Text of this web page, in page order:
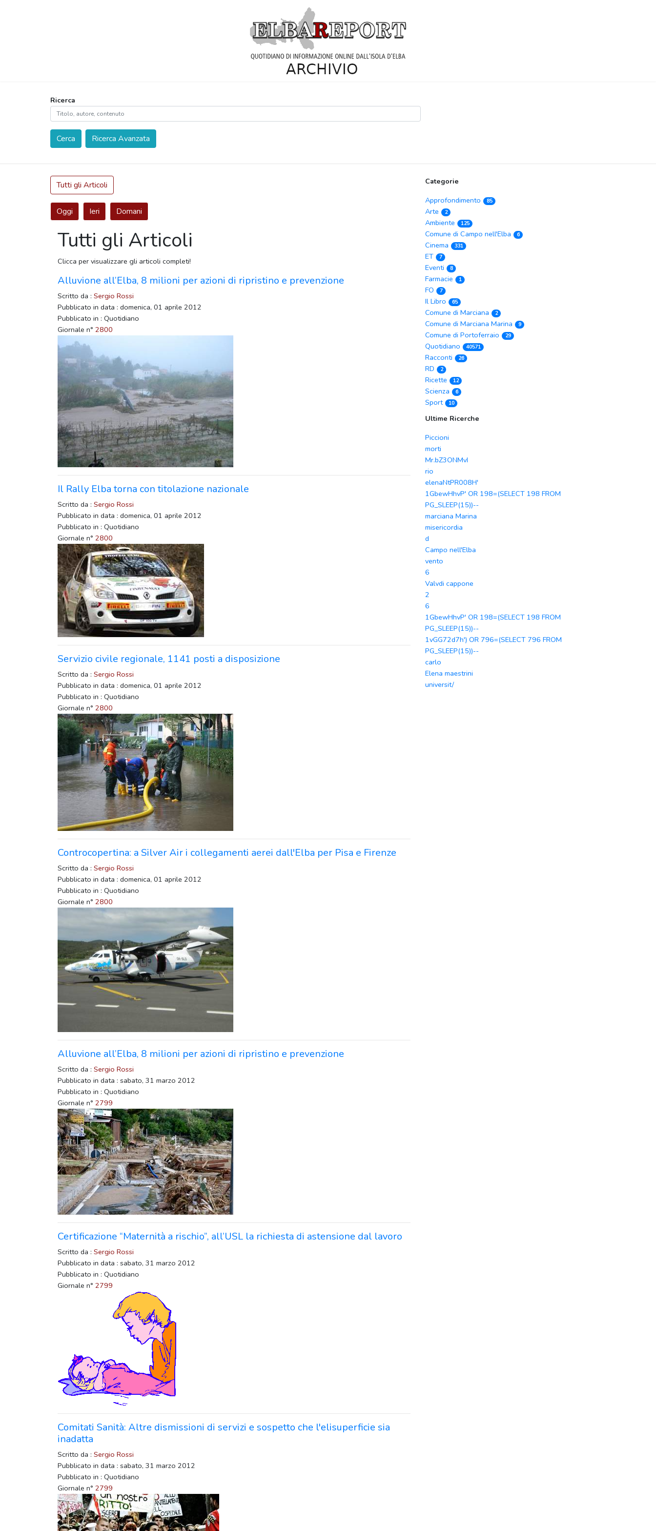
Ricerca
Cerca Ricerca Avanzata
Tutti gli Articoli
Oggi Ieri Domani
Tutti gli Articoli
Clicca per visualizzare gli articoli completi!
Alluvione all’Elba, 8 milioni per azioni di ripristino e prevenzione
Scritto da : Sergio Rossi
Pubblicato in data : domenica, 01 aprile 2012
Pubblicato in : Quotidiano
Giornale n° 2800
Il Rally Elba torna con titolazione nazionale
Scritto da : Sergio Rossi
Pubblicato in data : domenica, 01 aprile 2012
Pubblicato in : Quotidiano
Giornale n° 2800
Servizio civile regionale, 1141 posti a disposizione
Scritto da : Sergio Rossi
Pubblicato in data : domenica, 01 aprile 2012
Pubblicato in : Quotidiano
Giornale n° 2800
Controcopertina: a Silver Air i collegamenti aerei dall'Elba per Pisa e Firenze
Scritto da : Sergio Rossi
Pubblicato in data : domenica, 01 aprile 2012
Pubblicato in : Quotidiano
Giornale n° 2800
Alluvione all’Elba, 8 milioni per azioni di ripristino e prevenzione
Scritto da : Sergio Rossi
Pubblicato in data : sabato, 31 marzo 2012
Pubblicato in : Quotidiano
Giornale n° 2799
Certificazione “Maternità a rischio”, all’USL la richiesta di astensione dal lavoro
Scritto da : Sergio Rossi
Pubblicato in data : sabato, 31 marzo 2012
Pubblicato in : Quotidiano
Giornale n° 2799
Comitati Sanità: Altre dismissioni di servizi e sospetto che l'elisuperficie sia
inadatta
Scritto da : Sergio Rossi
Pubblicato in data : sabato, 31 marzo 2012
Pubblicato in : Quotidiano
Giornale n° 2799
Categorie
Approfondimento
85
Arte 2
Ambiente 125
Comune di Campo nell'Elba 6
Cinema 331
ET 7
Eventi 8
Farmacie 1
FO 7
Il Libro 65
Comune di Marciana 2
Comune di Marciana Marina 9
Comune di Portoferraio 29
Quotidiano 40571
Racconti 26
RD 2
Ricette 12
Scienza 6
Sport 10
Ultime Ricerche
Piccioni
morti
Mr.bZ3ONMvI
rio
elenaNtPR008H'
1GbewHhvP' OR 198=(SELECT 198 FROM
PG_SLEEP(15))--
marciana Marina
misericordia
d
Campo nell'Elba
vento
6
Valvdi cappone
2
6
1GbewHhvP' OR 198=(SELECT 198 FROM
PG_SLEEP(15))--
1vGG72d7h') OR 796=(SELECT 796 FROM
PG_SLEEP(15))--
carlo
Elena maestrini
universit/